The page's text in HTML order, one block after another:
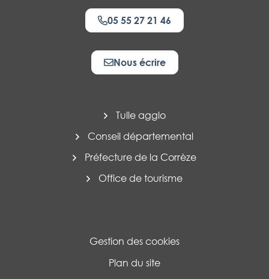
05 55 27 21 46
Nous écrire
Tulle agglo
Conseil départemental
Préfecture de la Corrèze
Office de tourisme
Gestion des cookies
Plan du site